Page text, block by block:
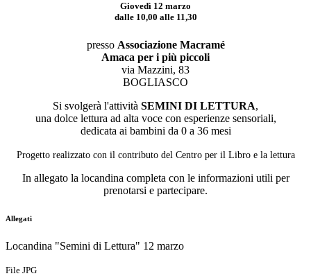
Giovedì 12 marzo
dalle 10,00 alle 11,30
presso Associazione Macramé
Amaca per i più piccoli
via Mazzini, 83
BOGLIASCO
Si svolgerà l'attività SEMINI DI LETTURA,
una dolce lettura ad alta voce con esperienze sensoriali,
dedicata ai bambini da 0 a 36 mesi
Progetto realizzato con il contributo del Centro per il Libro e la lettura
In allegato la locandina completa con le informazioni utili per
prenotarsi e partecipare.
Allegati
Locandina "Semini di Lettura" 12 marzo
File JPG